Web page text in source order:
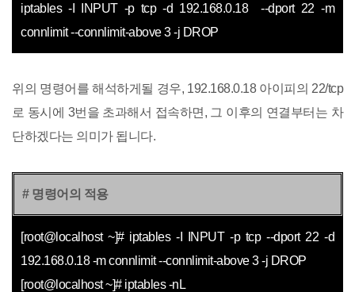
iptables -I INPUT -p tcp -d 192.168.0.18 --dport 22 -m
connlimit --connlimit-above 3-j DROP
위의 명령어를 해석하게될 경우, 192.168.0.18 아이피의 22/tcp
로 동시에 3번을 초과해서 접속하면, 그 이후의 연결부터는 차
단하겠다는 의미가 됩니다.
# 명령어의 적용
[root@localhost ~]# iptables -I INPUT -p tcp --dport 22 -d
192.168.0.18 -m connlimit --connlimit-above 3 -j DROP
[root@localhost ~]# iptables -nL